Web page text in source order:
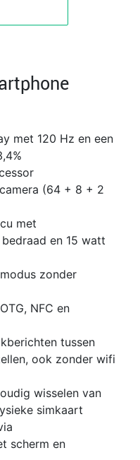
met 120 Hz en een
(64 + 8 + 2
met
en 15 watt
zonder
NFC en
tussen
ook zonder wifi
wisselen van
simkaart
scherm en